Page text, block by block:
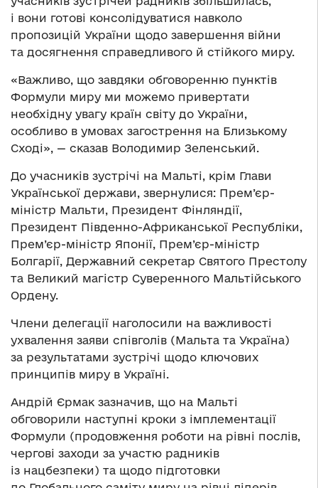
і вони готові консолідуватися навколо
пропозицій України щодо завершення війни
та досягнення справедливого й стійкого миру.
«Важливо, що завдяки обговоренню пунктів
Формули миру ми можемо привертати
необхідну увагу країн світу до України,
особливо в умовах загострення на Близькому
Сході», — сказав Володимир Зеленський.
До учасників зустрічі на Мальті, крім Глави
Української держави, звернулися: Прем’єр-
міністр Мальти, Президент Фінляндії,
Президент Південно-Африканської Республіки,
Прем’єр-міністр Японії, Прем’єр-міністр
Болгарії, Державний секретар Святого Престолу
та Великий магістр Суверенного Мальтійського
Ордену.
Члени делегації наголосили на важливості
ухвалення заяви співголів (Мальта та Україна)
за результатами зустрічі щодо ключових
принципів миру в Україні.
Андрій Єрмак зазначив, що на Мальті
обговорили наступні кроки з імплементації
Формули (продовження роботи на рівні послів,
чергові заходи за участю радників
із нацбезпеки) та щодо підготовки